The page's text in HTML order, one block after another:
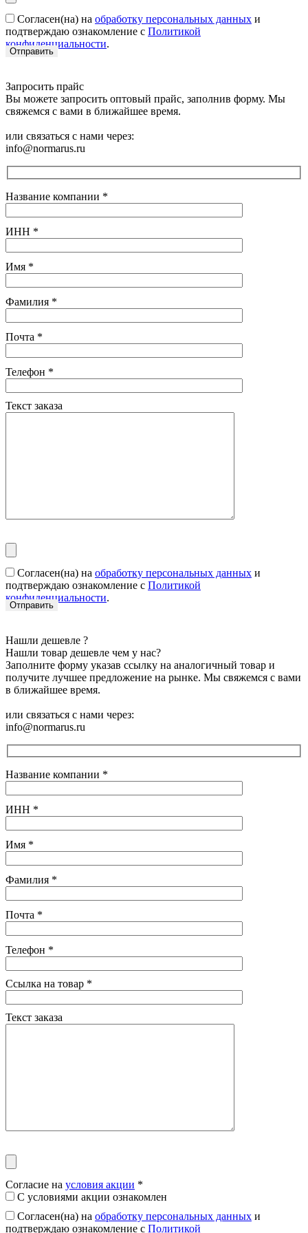
Согласен(на) на обработку персональных данных и
подтверждаю ознакомление с Политикой
конфиденциальности.
Запросить прайс
Вы можете запросить оптовый прайс, заполнив форму. Мы
свяжемся с вами в ближайшее время.
или связаться с нами через:
info@normarus.ru
Название компании *
ИНН *
Имя *
Фамилия *
Почта *
Телефон *
Текст заказа
Согласен(на) на обработку персональных данных и
подтверждаю ознакомление с Политикой
конфиденциальности.
Нашли дешевле ?
Нашли товар дешевле чем у нас?
Заполните форму указав ссылку на аналогичный товар и
получите лучшее предложение на рынке. Мы свяжемся с вами
в ближайшее время.
или связаться с нами через:
info@normarus.ru
Название компании *
ИНН *
Имя *
Фамилия *
Почта *
Телефон *
Ссылка на товар *
Текст заказа
Согласие на условия акции *
С условиями акции ознакомлен
Согласен(на) на обработку персональных данных и
подтверждаю ознакомление с Политикой